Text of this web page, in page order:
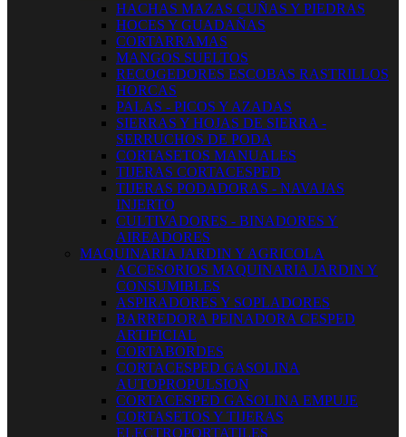
HACHAS MAZAS CUÑAS Y PIEDRAS
HOCES Y GUADAÑAS
CORTARRAMAS
MANGOS SUELTOS
RECOGEDORES ESCOBAS RASTRILLOS
HORCAS
PALAS - PICOS Y AZADAS
SIERRAS Y HOJAS DE SIERRA -
SERRUCHOS DE PODA
CORTASETOS MANUALES
TIJERAS CORTACESPED
TIJERAS PODADORAS - NAVAJAS
INJERTO
CULTIVADORES - BINADORES Y
AIREADORES
MAQUINARIA JARDIN Y AGRICOLA
ACCESORIOS MAQUINARIA JARDIN Y
CONSUMIBLES
ASPIRADORES Y SOPLADORES
BARREDORA PEINADORA CESPED
ARTIFICIAL
CORTABORDES
CORTACESPED GASOLINA
AUTOPROPULSION
CORTACESPED GASOLINA EMPUJE
CORTASETOS Y TIJERAS
ELECTROPORTATILES